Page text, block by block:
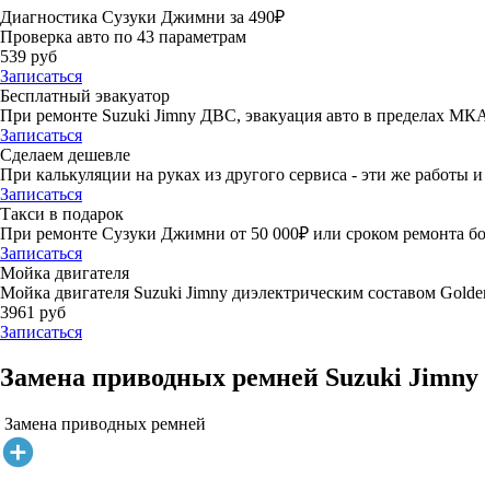
Диагностика Сузуки Джимни за 490₽
Проверка авто по 43 параметрам
539 руб
Записаться
Бесплатный эвакуатор
При ремонте Suzuki Jimny ДВС, эвакуация авто в пределах
Записаться
Сделаем дешевле
При калькуляции на руках из другого сервиса - эти же работы
Записаться
Такси в подарок
При ремонте Сузуки Джимни от 50 000₽ или сроком ремонта
Записаться
Мойка двигателя
Мойка двигателя Suzuki Jimny диэлектрическим составом
3961 руб
Записаться
Замена приводных ремней Suzuki Jimny
Замена приводных ремней